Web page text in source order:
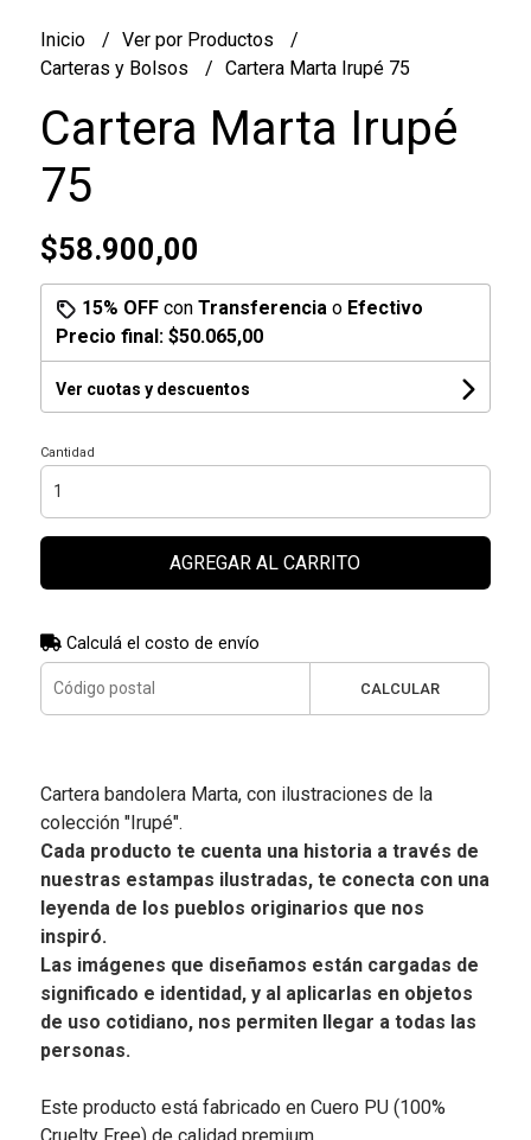
Inicio
Ver por Productos
Carteras y Bolsos
Cartera Marta Irupé 75
Cartera Marta Irupé
75
$58.900,00
15% OFFcon Transferencia o Efectivo
Precio final: $50.065,00
Ver cuotas y descuentos
Cantidad
AGREGAR AL CARRITO
Calculá el costo de envío
CALCULAR
Cartera bandolera Marta, con ilustraciones de la
colección "Irupé".
Cada producto te cuenta una historia a través de
nuestras estampas ilustradas, te conecta con una
leyenda de los pueblos originarios que nos
inspiró.
Las imágenes que diseñamos están cargadas de
significado e identidad, y al aplicarlas en objetos
de uso cotidiano, nos permiten llegar a todas las
personas.
Este producto está fabricado en Cuero PU (100%